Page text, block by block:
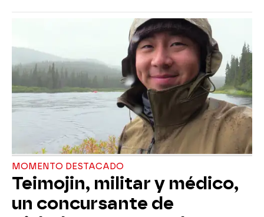
MOMENTO DESTACADO
Teimojin, militar y médico,
un concursante de